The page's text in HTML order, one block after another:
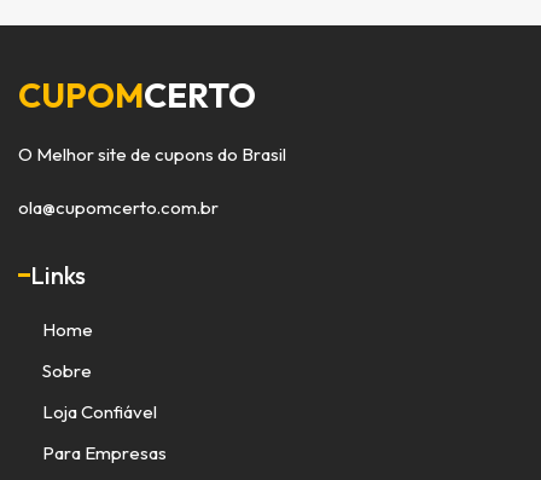
CUPOMCERTO
O Melhor site de cupons do Brasil
ola@cupomcerto.com.br
Links
Home
Sobre
Loja Confiável
Para Empresas